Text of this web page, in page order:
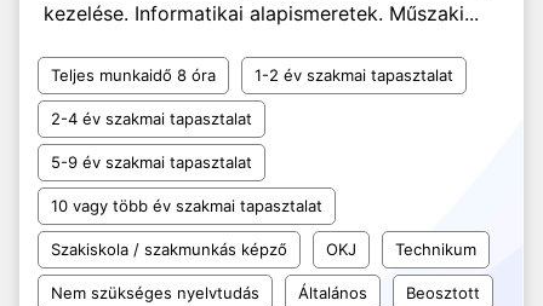
kezelése. Informatikai alapismeretek. Műszaki...
Teljes munkaidő 8 óra 1-2 év szakmai tapasztalat
2-4 év szakmai tapasztalat
5-9 év szakmai tapasztalat
10 vagy több év szakmai tapasztalat
Szakiskola / szakmunkás képző OKJ Technikum
Nem szükséges nyelvtudás Általános Beosztott